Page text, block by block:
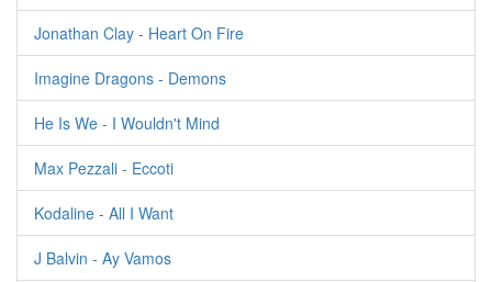
Jonathan Clay - Heart On Fire
Imagine Dragons - Demons
He Is We - I Wouldn't Mind
Max Pezzali - Eccoti
Kodaline - All I Want
J Balvin - Ay Vamos